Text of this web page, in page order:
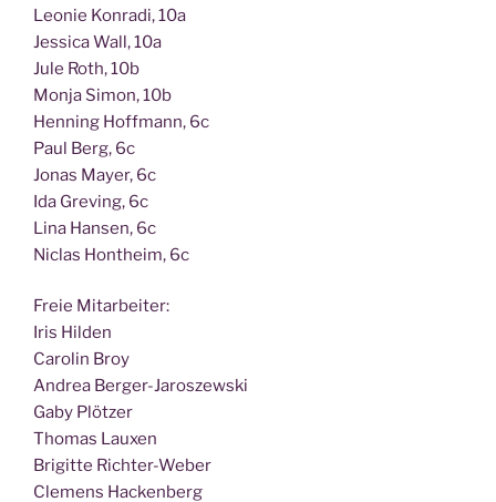
Leo­nie Kon­ra­di, 10a
Jes­si­ca Wall, 10a
Jule Roth, 10b
Mon­ja Simon, 10b
Hen­ning Hoff­mann, 6c
Paul Berg, 6c
Jonas May­er, 6c
Ida Gre­ving, 6c
Lina Han­sen, 6c
Nic­las Hont­heim, 6c
Freie Mit­ar­bei­ter:
Iris Hilden
Caro­lin Broy
Andrea Berger-Jaroszewski
Gaby Plötzer
Tho­mas Lauxen
Bri­git­te Richter-Weber
Cle­mens Hackenberg